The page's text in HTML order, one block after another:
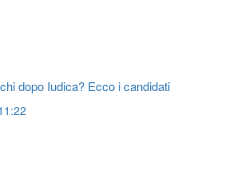
dopo Iudica? Ecco i candidati